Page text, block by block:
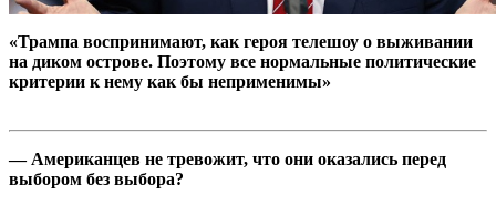
«Трампа воспринимают, как героя телешоу о выживании
на диком острове. Поэтому все нормальные политические
критерии к нему как бы неприменимы»
— Американцев не тревожит, что они оказались перед
выбором без выбора?